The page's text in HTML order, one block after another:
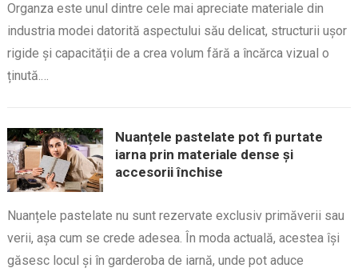
Organza este unul dintre cele mai apreciate materiale din
industria modei datorită aspectului său delicat, structurii ușor
rigide și capacității de a crea volum fără a încărca vizual o
ținută.…
Nuanțele pastelate pot fi purtate
iarna prin materiale dense și
accesorii închise
Nuanțele pastelate nu sunt rezervate exclusiv primăverii sau
verii, așa cum se crede adesea. În moda actuală, acestea își
găsesc locul și în garderoba de iarnă, unde pot aduce